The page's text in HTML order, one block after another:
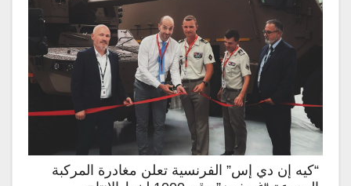
“كيه إن دي إس” الفرنسية تعلن مغادرة المركبة